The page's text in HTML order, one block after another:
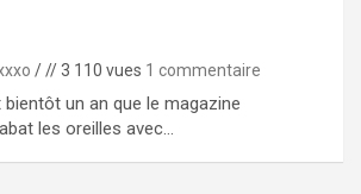
// 3 110 vues 1 commentaire
un an que le magazine
les oreilles avec…